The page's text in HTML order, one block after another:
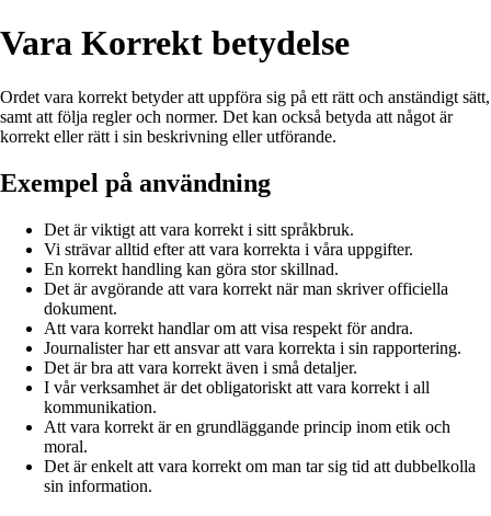
Vara Korrekt betydelse
Ordet vara korrekt betyder att uppföra sig på ett rätt och anständigt sätt,
samt att följa regler och normer. Det kan också betyda att något är
korrekt eller rätt i sin beskrivning eller utförande.
Exempel på användning
Det är viktigt att vara korrekt i sitt språkbruk.
Vi strävar alltid efter att vara korrekta i våra uppgifter.
En korrekt handling kan göra stor skillnad.
Det är avgörande att vara korrekt när man skriver officiella
dokument.
Att vara korrekt handlar om att visa respekt för andra.
Journalister har ett ansvar att vara korrekta i sin rapportering.
Det är bra att vara korrekt även i små detaljer.
I vår verksamhet är det obligatoriskt att vara korrekt i all
kommunikation.
Att vara korrekt är en grundläggande princip inom etik och
moral.
Det är enkelt att vara korrekt om man tar sig tid att dubbelkolla
sin information.